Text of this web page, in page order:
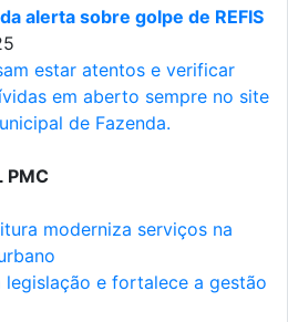
alerta sobre golpe de REFIS
estar atentos e verificar
em aberto sempre no site
de Fazenda.
PMC
moderniza serviços na
legislação e fortalece a gestão